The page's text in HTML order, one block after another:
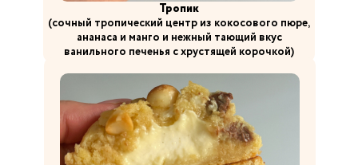
Тропик
(сочный тропический центр из кокосового пюре,
ананаса и манго и нежный тающий вкус
ванильного печенья с хрустящей корочкой)